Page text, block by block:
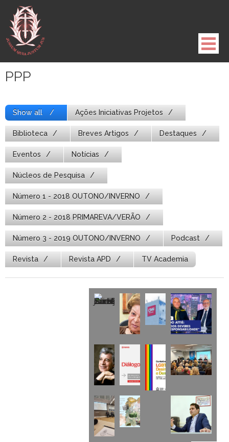
para
conteúdo
PPP
Show all Ações Iniciativas Projetos
Biblioteca Breves Artigos Destaques
Eventos Notícias
Núcleos de Pesquisa
Número 1 - 2018 OUTONO/INVERNO
Número 2 - 2018 PRIMAREVA/VERÃO
Número 3 - 2019 OUTONO/INVERNO Podcast
Revista Revista APD TV Academia